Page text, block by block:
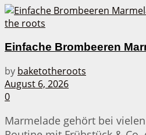
Einfache Brombeeren
by baketotheroots
August 6, 2026
0
Marmelade gehört bei